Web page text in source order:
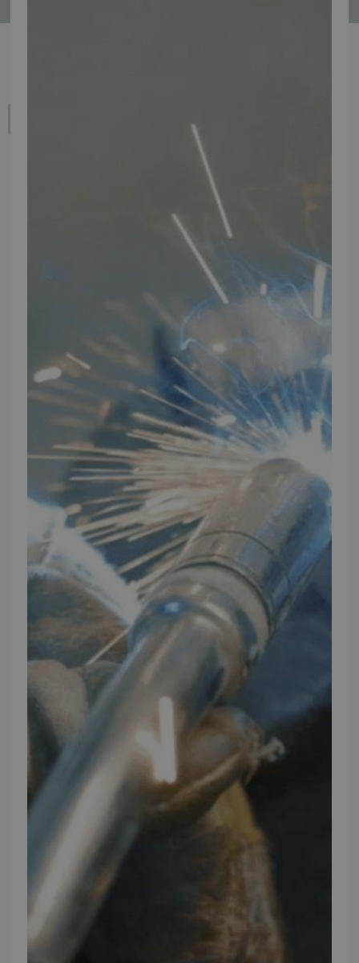
IMPORTØR
Alle mærker og modeller på tmp.dk importeres i Danmark af:
Thomas Møller Pedersen Aps.
Elmevej 18, Glyngøre 7870 Roslev
Ved henvendelse ang. dit køretøj, reparation og service
mm. skal du oplyse dit stelnummer eller registreringsnummer.
INFORMATION
TMP
Ansøg om at blive forhandler
Energiberegner
Artikler
TMP Historie
Cookie og Privatlivspolitik
Salgs- og leveringsbetingelser
Vores brands
Telefontider
Mandag - Torsdag
09:00 - 16:00
09:00 - 15:30
Weekend
FØLG TMP
Facebook
Youtube